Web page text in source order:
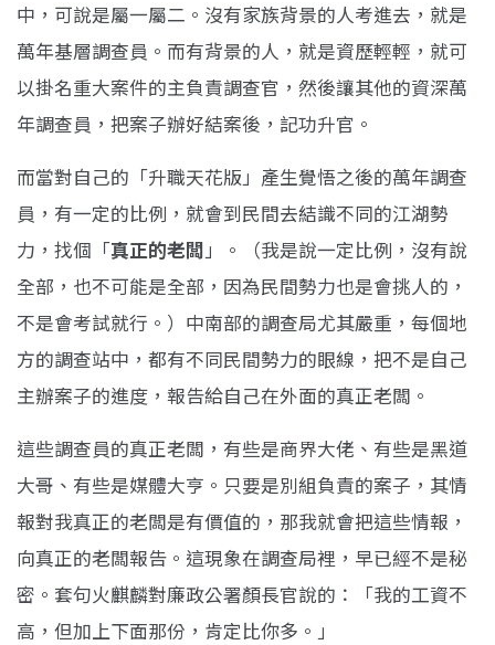
中，可說是屬一屬二。沒有家族背景的人考進去，就是
萬年基層調查員。而有背景的人，就是資歷輕輕，就可
以掛名重大案件的主負責調查官，然後讓其他的資深萬
年調查員，把案子辦好結案後，記功升官。
而當對自己的「升職天花版」產生覺悟之後的萬年調查
員，有一定的比例，就會到民間去結識不同的江湖勢
力，找個「真正的老闆」。（我是說一定比例，沒有說
全部，也不可能是全部，因為民間勢力也是會挑人的，
不是會考試就行。）中南部的調查局尤其嚴重，每個地
方的調查站中，都有不同民間勢力的眼線，把不是自己
主辦案子的進度，報告給自己在外面的真正老闆。
這些調查員的真正老闆，有些是商界大佬、有些是黑道
大哥、有些是媒體大亨。只要是別組負責的案子，其情
報對我真正的老闆是有價值的，那我就會把這些情報，
向真正的老闆報告。這現象在調查局裡，早已經不是秘
密。套句火麒麟對廉政公署顏長官說的：「我的工資不
高，但加上下面那份，肯定比你多。」